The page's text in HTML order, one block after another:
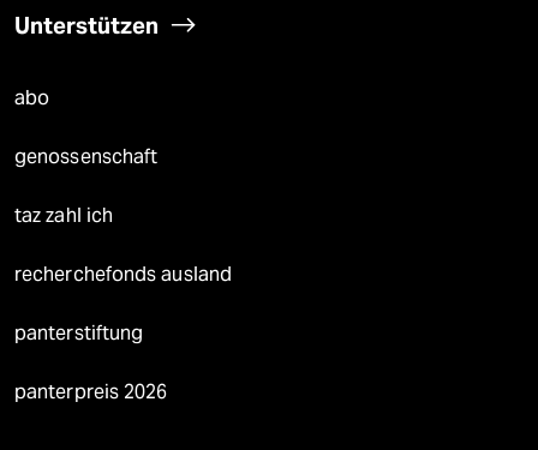
Unterstützen
abo
genossenschaft
taz zahl ich
recherchefonds ausland
panterstiftung
panterpreis 2026